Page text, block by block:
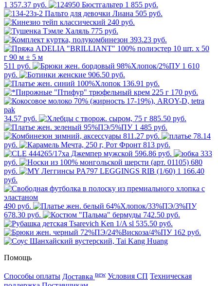
1 357.37 руб.
1 855 руб.
505 руб.
240 руб.
775 руб.
393.23 руб.
511 руб.
1 610
руб.
906.50 руб.
136.91 руб.
170 руб.
34.57 руб.
885.50 руб.
1 485 руб.
811.27 руб.
78.14
руб.
813 руб.
596.86 руб.
333
руб.
680
руб.
1 166.40
руб.
490 руб.
678.30 руб.
742.50 руб.
535.50 руб.
162 руб.
Помощь
Способы оплаты Доставка new Условия СП Техническая